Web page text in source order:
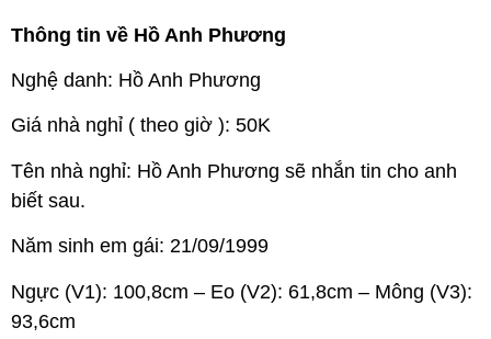
Thông tin về Hồ Anh Phương
Nghệ danh: Hồ Anh Phương
Giá nhà nghỉ ( theo giờ ): 50K
Tên nhà nghỉ: Hồ Anh Phương sẽ nhắn tin cho anh
biết sau.
Năm sinh em gái: 21/09/1999
Ngực (V1): 100,8cm – Eo (V2): 61,8cm – Mông (V3):
93,6cm